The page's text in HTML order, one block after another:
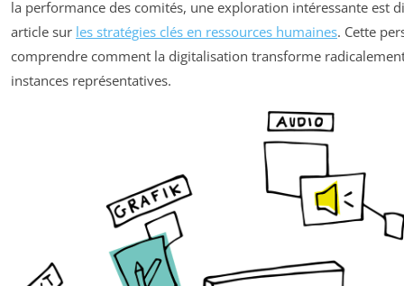
la performance des comités, une exploration intéressante est
article sur les stratégies clés en ressources humaines. Cette
comprendre comment la digitalisation transforme
instances représentatives.